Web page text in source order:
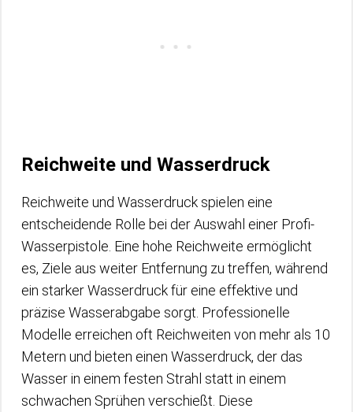
Reichweite und Wasserdruck
Reichweite und Wasserdruck spielen eine
entscheidende Rolle bei der Auswahl einer Profi-
Wasserpistole. Eine hohe Reichweite ermöglicht
es, Ziele aus weiter Entfernung zu treffen, während
ein starker Wasserdruck für eine effektive und
präzise Wasserabgabe sorgt. Professionelle
Modelle erreichen oft Reichweiten von mehr als 10
Metern und bieten einen Wasserdruck, der das
Wasser in einem festen Strahl statt in einem
schwachen Sprühen verschießt. Diese